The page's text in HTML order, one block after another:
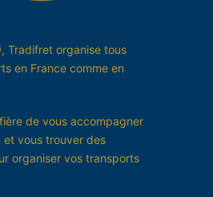
Tradifret organise tous
en France comme en
de vous accompagner
et vous trouver des
organiser vos transports